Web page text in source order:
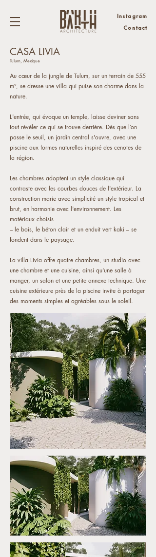
Instagram
Contact
CASA LIVIA
Tulum, Mexique
Au cœur de la jungle de Tulum, sur un terrain de 555
m², se dresse une villa qui puise son charme dans la
nature.
L'entrée, qui évoque un temple, laisse deviner sans
tout révéler ce qui se trouve derrière. Dès que l’on
passe le seuil, un jardin central s'ouvre, avec une
piscine aux formes naturelles inspiré des cenotes de
la région.
Les chambres adoptent un style classique qui
contraste avec les courbes douces de l'extérieur. La
construction marie avec simplicité un style tropical et
brut, en harmonie avec l'environnement. Les
matériaux choisis
– le bois, le béton clair et un enduit vert kaki – se
fondent dans le paysage.
La villa Livia offre quatre chambres, un studio avec
une chambre et une cuisine, ainsi qu'une salle à
manger, un salon et une petite annexe technique. Une
cuisine extérieure près de la piscine invite à partager
des moments simples et agréables sous le soleil.